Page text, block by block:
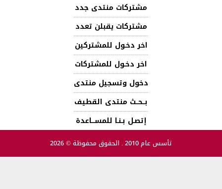
مشتركات منتدى جدد
مشتركات يقبلن تعدد
اخر دخـول للمشتركين
اخر دخـول للمشتركات
دخول وتسجيل منتدى
بــحــث منتدى القطيف
إتصـل بـنـا للمســـاعدة
تأسس عام 2010 . الحقوق محفوظة © 2026